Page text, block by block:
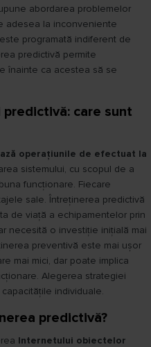
abordarea problemelor
adesea la inconveniente
programată indiferent de
predictivă permite
înainte ca acestea să se
care sunt
operațiunile de efectuat la
sistemului, cu scopul de a
funcționare. Fiecare
sale. Întreținerea predictivă
de viață a echipamentelor prin
necesită o investiție inițială mai
preventivă este mai ușor
mai mici, dar poate implica
Alegerea strategiei
capacitățile individuale.
predictivă?
Internetului obiectelor